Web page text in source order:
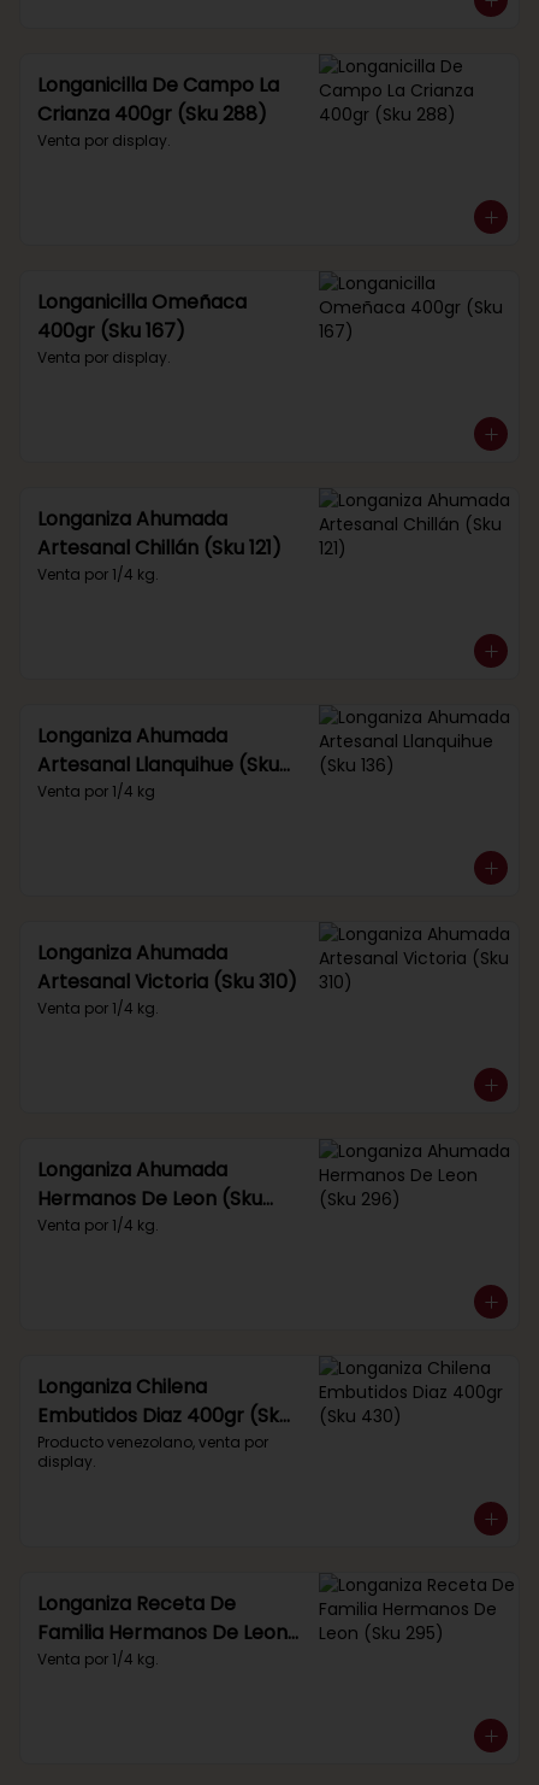
Longanicilla De Campo La
Crianza 400gr (Sku 288)
Venta por display.
Longanicilla Omeñaca
400gr (Sku 167)
Venta por display.
Longaniza Ahumada
Artesanal Chillán (Sku 121)
Venta por 1/4 kg.
Longaniza Ahumada
Artesanal Llanquihue (Sku
136)
Venta por 1/4 kg
Longaniza Ahumada
Artesanal Victoria (Sku 310)
Venta por 1/4 kg.
Longaniza Ahumada
Hermanos De Leon (Sku
296)
Venta por 1/4 kg.
Longaniza Chilena
Embutidos Diaz 400gr (Sku
430)
Producto venezolano, venta por
display.
Longaniza Receta De
Familia Hermanos De Leon
(Sku 295)
Venta por 1/4 kg.